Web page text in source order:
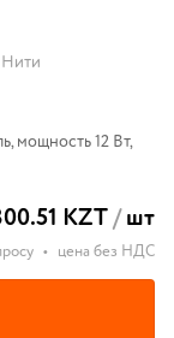
мощность 12 Вт,
KZT/шт
• цена без НДС